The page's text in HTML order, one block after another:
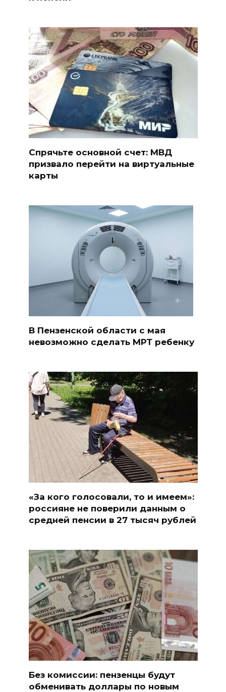
Спрячьте основной счет: МВД
призвало перейти на виртуальные
карты
В Пензенской области с мая
невозможно сделать МРТ ребенку
«За кого голосовали, то и имеем»:
россияне не поверили данным о
средней пенсии в 27 тысяч рублей
Без комиссии: пензенцы будут
обменивать доллары по новым